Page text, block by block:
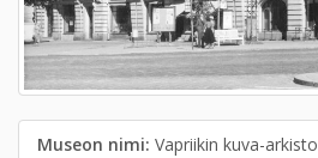
Museon nimi: Vapriikin kuva-arkisto